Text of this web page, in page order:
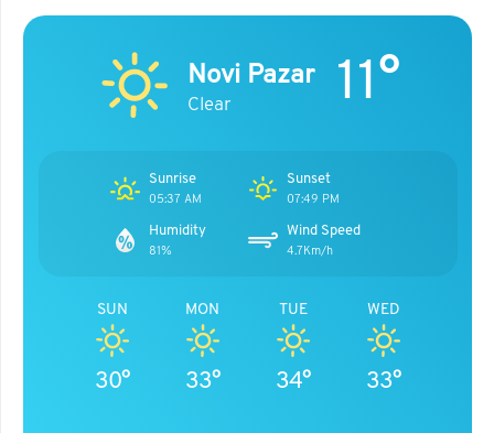
Novi Pazar
Clear 11°
Sunrise
05:37 AM
Sunset
07:49 PM
Humidity
81%
Wind Speed
4.7Km/h
SUN
30°
MON
33°
TUE
34°
WED
33°